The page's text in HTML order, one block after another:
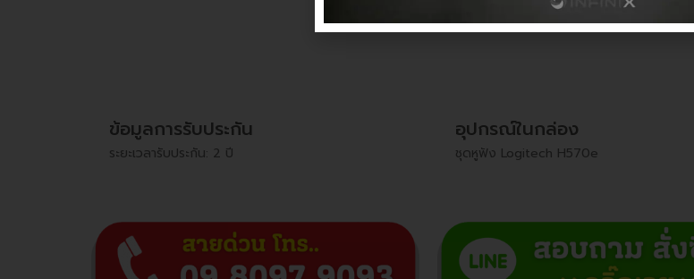
ข้อมูลการรับประกัน
ระยะเวลารับประกัน: 2 ปี
อุปกรณ์ในกล่อง
ชุดหูฟัง Logitech H570e